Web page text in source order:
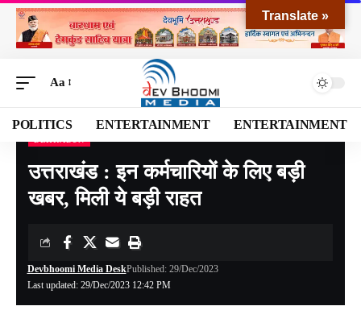
Aa
POLITICS ENTERTAINMENT ENTERTAINMENT
Devbhoomi Media Blog>NATIONAL>UTTARAKHAND>DEHRADUN
उत्तराखंड : इन कर्मचारियों के लिए बड़ी
खबर, मिली ये बड़ी राहत
Last updated: 29/Dec/2023 12:42 PM
Devbhoomi Media DeskPublished: 29/Dec/2023
Translate »